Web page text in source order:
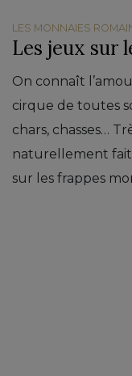
LES MONNAIES
Les jeux sur
On connaît
cirque de toutes
chars, chasses…
naturellement
sur les frappes